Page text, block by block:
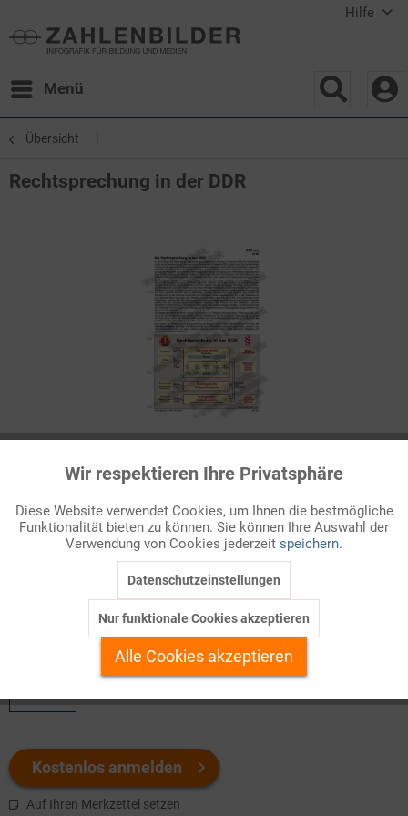
Hilfe
Menü
Übersicht
Rechtsprechung in der DDR
Staates, mit dessen Hilfe die Gesellschaft durch die
Arbeiterklasse und ihre marxistisch-leninistische Partei, die
SED, geführt wird. Es dient als Mittel zur Durchsetzung
Welchen Download brauchen Sie?
Kostenlos anmelden
Auf Ihren Merkzettel setzen
Funktionale Aktiv
Marketing Inaktiv
Personalisierung Inaktiv
Service
Wir respektieren Ihre Privatsphäre
Diese Website verwendet Cookies, um Ihnen die bestmögliche
Funktionalität bieten zu können. Sie können Ihre Auswahl der
Verwendung von Cookies jederzeit speichern.
Datenschutzeinstellungen
Nur funktionale Cookies akzeptieren
Alle Cookies akzeptieren